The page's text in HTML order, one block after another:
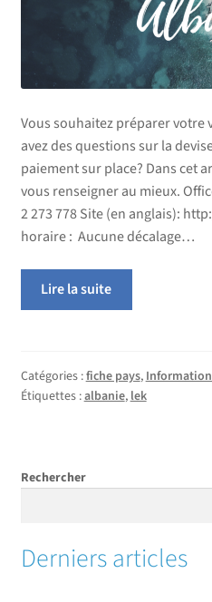
Vous souhaitez préparer votre
avez des questions sur la
paiement sur place? Dans cet
vous renseigner au mieux.
2 273 778 Site (en anglais):
horaire : Aucune décalage…
Lire la suite
Catégories :fiche pays,
Étiquettes :albanie, lek
Rechercher
Derniers articles